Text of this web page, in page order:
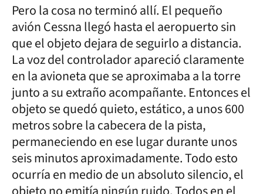
Pero la cosa no terminó allí. El pequeño
avión Cessna llegó hasta el aeropuerto sin
que el objeto dejara de seguirlo a distancia.
La voz del controlador apareció claramente
en la avioneta que se aproximaba a la torre
junto a su extraño acompañante. Entonces el
objeto se quedó quieto, estático, a unos 600
metros sobre la cabecera de la pista,
permaneciendo en ese lugar durante unos
seis minutos aproximadamente. Todo esto
ocurría en medio de un absoluto silencio, el